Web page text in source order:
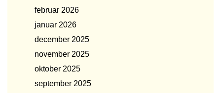
februar 2026
januar 2026
december 2025
november 2025
oktober 2025
september 2025